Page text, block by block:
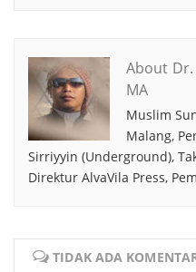
About
MA
Muslim
Malang,
Sirriyyin (Underground),
Direktur AlvaVila Press,
TIDAK ADA